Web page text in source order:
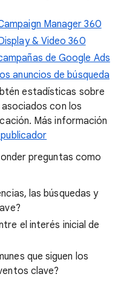
Manager 360
& Video 360
de Google Ads
anuncios de búsqueda
estadísticas sobre
con los
Más información
preguntas como
las búsquedas y
el interés inicial de
que siguen los
clave?